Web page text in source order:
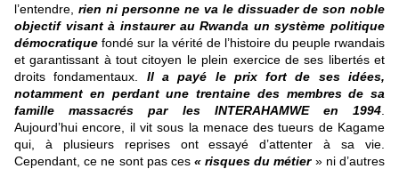
l’entendre, rien ni personne ne va le dissuader de son noble
objectif visant à instaurer au Rwanda un système politique
démocratique fondé sur la vérité de l’histoire du peuple rwandais
et garantissant à tout citoyen le plein exercice de ses libertés et
droits fondamentaux. Il a payé le prix fort de ses idées,
notamment en perdant une trentaine des membres de sa
famille massacrés par les INTERAHAMWE en 1994
Aujourd’hui encore, il vit sous la menace des tueurs de Kagame
qui, à plusieurs reprises ont essayé d’attenter à sa vie.
Cependant, ce ne sont pas ces « risques du métier» ni d’autres